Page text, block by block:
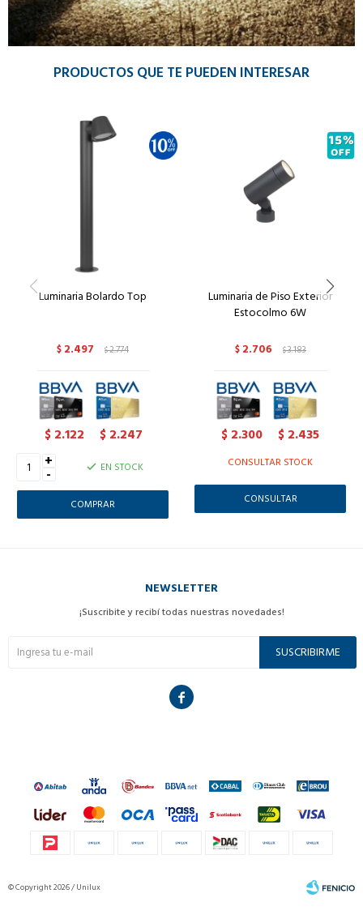
PRODUCTOS QUE TE PUEDEN INTERESAR
Luminaria Bolardo Top
$ 2.497 $2.774
$ 2.122 $ 2.247
+
- EN STOCK
Luminaria de Piso Exterior
Estocolmo 6W
$ 2.706 $3.183
$ 2.300 $ 2.435
CONSULTAR STOCK
CONSULTAR
NEWSLETTER
¡Suscribite y recibí todas nuestras novedades!
SUSCRIBIRME

© Copyright 2026 / Unilux